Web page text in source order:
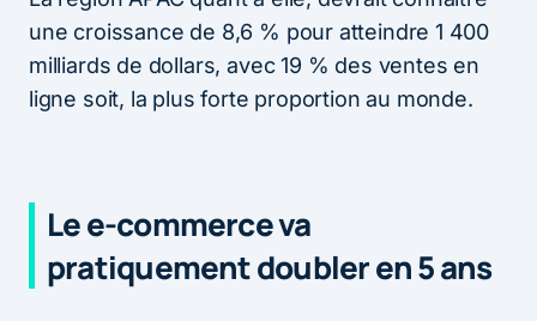
une croissance de 8,6 % pour atteindre 1 400
milliards de dollars, avec 19 % des ventes en
ligne soit, la plus forte proportion au monde.
Le e-commerce va
pratiquement doubler en 5 ans